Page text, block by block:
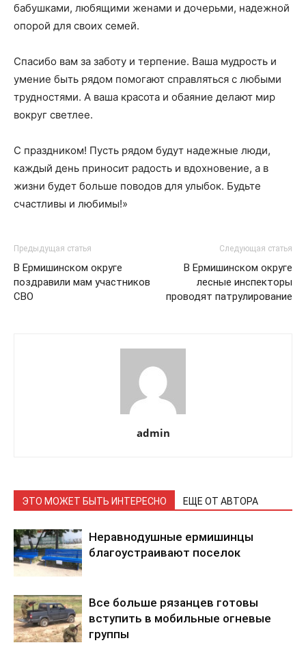
бабушками, любящими женами и дочерьми, надежной
опорой для своих семей.
Спасибо вам за заботу и терпение. Ваша мудрость и
умение быть рядом помогают справляться с любыми
трудностями. А ваша красота и обаяние делают мир
вокруг светлее.
С праздником! Пусть рядом будут надежные люди,
каждый день приносит радость и вдохновение, а в
жизни будет больше поводов для улыбок. Будьте
счастливы и любимы!»
Предыдущая статья
В Ермишинском округе
поздравили мам участников
СВО
Следующая статья
В Ермишинском округе
лесные инспекторы
проводят патрулирование
admin
ЭТО МОЖЕТ БЫТЬ ИНТЕРЕСНО ЕЩЕ ОТ АВТОРА
Неравнодушные ермишинцы
благоустраивают поселок
Все больше рязанцев готовы
вступить в мобильные огневые
группы